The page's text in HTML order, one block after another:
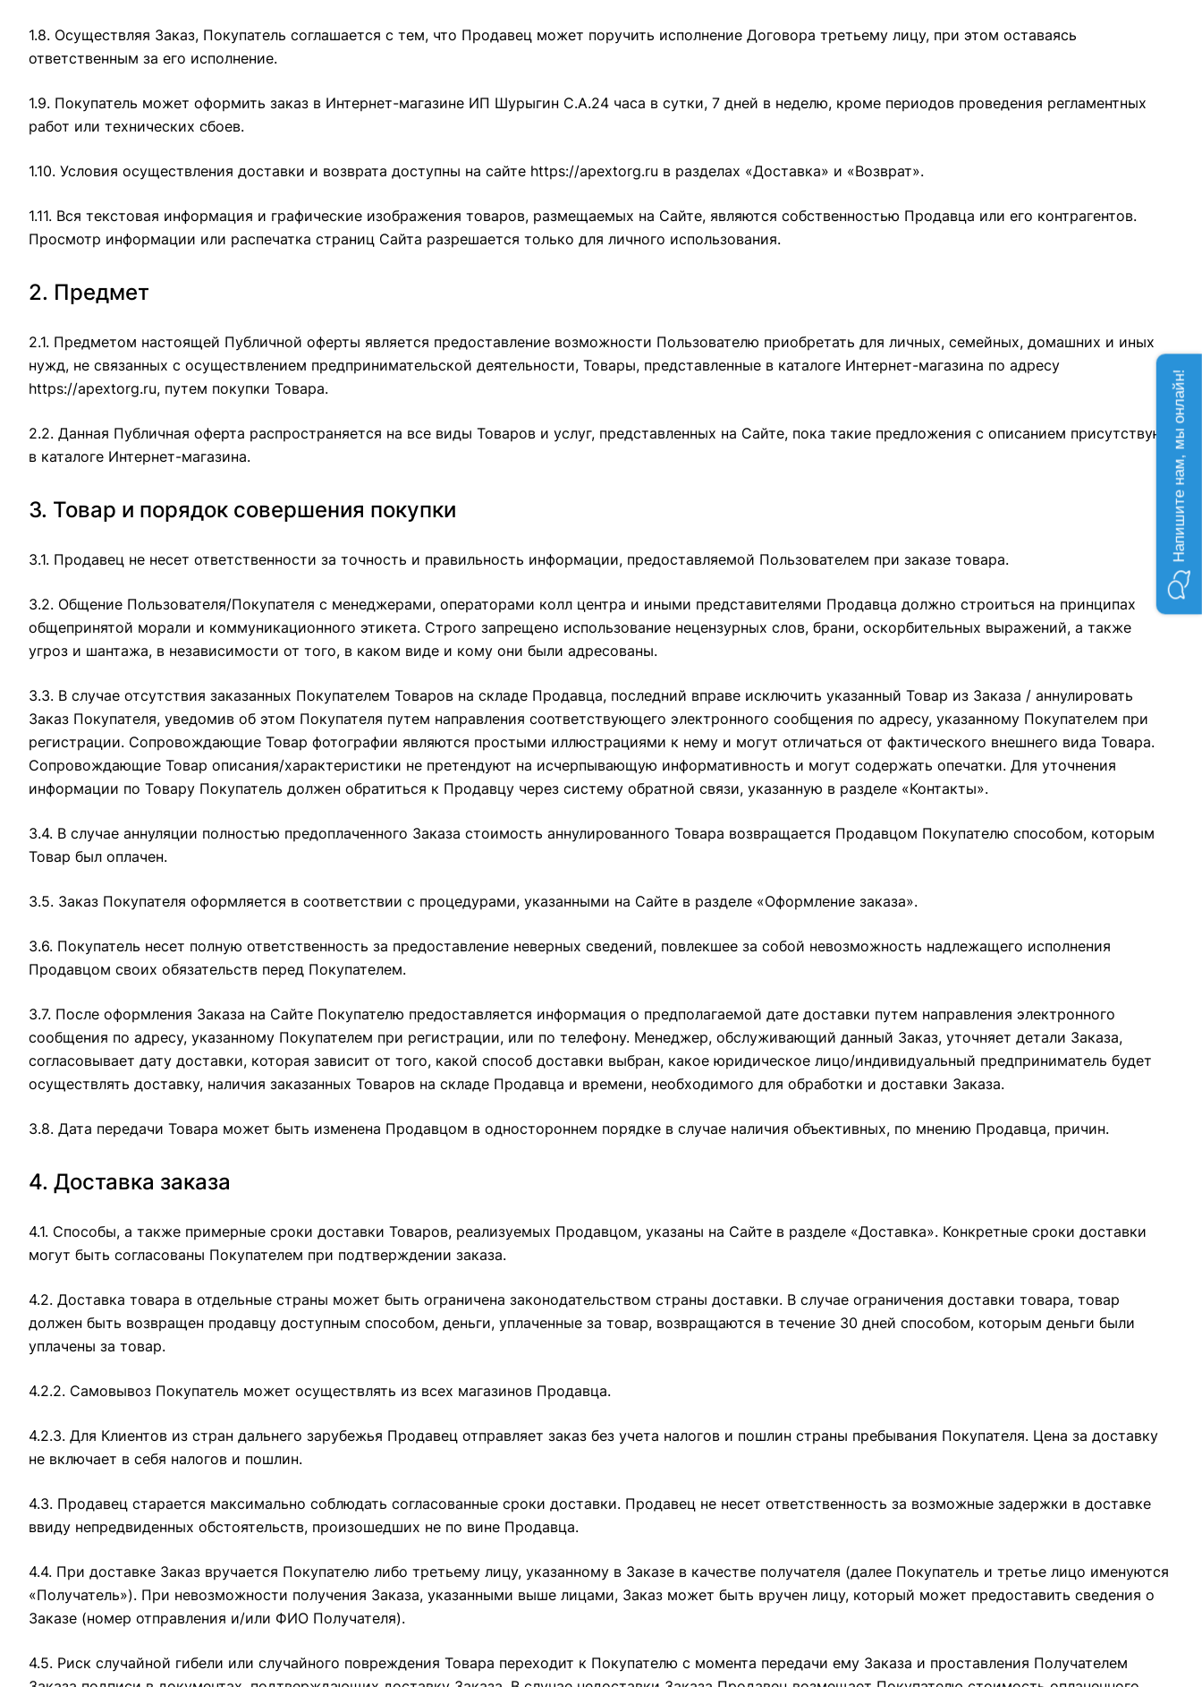
1.8. Осуществляя Заказ, Покупатель соглашается с тем, что Продавец может поручить исполнение Договора третьему лицу, при этом оставаясь
ответственным за его исполнение.
1.9. Покупатель может оформить заказ в Интернет-магазине ИП Шурыгин С.А.24 часа в сутки, 7 дней в неделю, кроме периодов проведения регламентных
работ или технических сбоев.
1.10. Условия осуществления доставки и возврата доступны на сайте https://apextorg.ru в разделах «Доставка» и «Возврат».
1.11. Вся текстовая информация и графические изображения товаров, размещаемых на Сайте, являются собственностью Продавца или его контрагентов.
Просмотр информации или распечатка страниц Сайта разрешается только для личного использования.
2. Предмет
2.1. Предметом настоящей Публичной оферты является предоставление возможности Пользователю приобретать для личных, семейных, домашних и иных
нужд, не связанных с осуществлением предпринимательской деятельности, Товары, представленные в каталоге Интернет-магазина по адресу
https://apextorg.ru, путем покупки Товара.
2.2. Данная Публичная оферта распространяется на все виды Товаров и услуг, представленных на Сайте, пока такие предложения с описанием присутствуют
в каталоге Интернет-магазина.
3. Товар и порядок совершения покупки
3.1. Продавец не несет ответственности за точность и правильность информации, предоставляемой Пользователем при заказе товара.
3.2. Общение Пользователя/Покупателя с менеджерами, операторами колл центра и иными представителями Продавца должно строиться на принципах
общепринятой морали и коммуникационного этикета. Строго запрещено использование нецензурных слов, брани, оскорбительных выражений, а также
угроз и шантажа, в независимости от того, в каком виде и кому они были адресованы.
3.3. В случае отсутствия заказанных Покупателем Товаров на складе Продавца, последний вправе исключить указанный Товар из Заказа / аннулировать
Заказ Покупателя, уведомив об этом Покупателя путем направления соответствующего электронного сообщения по адресу, указанному Покупателем при
регистрации. Сопровождающие Товар фотографии являются простыми иллюстрациями к нему и могут отличаться от фактического внешнего вида Товара.
Сопровождающие Товар описания/характеристики не претендуют на исчерпывающую информативность и могут содержать опечатки. Для уточнения
информации по Товару Покупатель должен обратиться к Продавцу через систему обратной связи, указанную в разделе «Контакты».
3.4. В случае аннуляции полностью предоплаченного Заказа стоимость аннулированного Товара возвращается Продавцом Покупателю способом, которым
Товар был оплачен.
3.5. Заказ Покупателя оформляется в соответствии с процедурами, указанными на Сайте в разделе «Оформление заказа».
3.6. Покупатель несет полную ответственность за предоставление неверных сведений, повлекшее за собой невозможность надлежащего исполнения
Продавцом своих обязательств перед Покупателем.
3.7. После оформления Заказа на Сайте Покупателю предоставляется информация о предполагаемой дате доставки путем направления электронного
сообщения по адресу, указанному Покупателем при регистрации, или по телефону. Менеджер, обслуживающий данный Заказ, уточняет детали Заказа,
согласовывает дату доставки, которая зависит от того, какой способ доставки выбран, какое юридическое лицо/индивидуальный предприниматель будет
осуществлять доставку, наличия заказанных Товаров на складе Продавца и времени, необходимого для обработки и доставки Заказа.
3.8. Дата передачи Товара может быть изменена Продавцом в одностороннем порядке в случае наличия объективных, по мнению Продавца, причин.
4. Доставка заказа
4.1. Способы, а также примерные сроки доставки Товаров, реализуемых Продавцом, указаны на Сайте в разделе «Доставка». Конкретные сроки доставки
могут быть согласованы Покупателем при подтверждении заказа.
4.2. Доставка товара в отдельные страны может быть ограничена законодательством страны доставки. В случае ограничения доставки товара, товар
должен быть возвращен продавцу доступным способом, деньги, уплаченные за товар, возвращаются в течение 30 дней способом, которым деньги были
уплачены за товар.
4.2.2. Самовывоз Покупатель может осуществлять из всех магазинов Продавца.
4.2.3. Для Клиентов из стран дальнего зарубежья Продавец отправляет заказ без учета налогов и пошлин страны пребывания Покупателя. Цена за доставку
не включает в себя налогов и пошлин.
4.3. Продавец старается максимально соблюдать согласованные сроки доставки. Продавец не несет ответственность за возможные задержки в доставке
ввиду непредвиденных обстоятельств, произошедших не по вине Продавца.
4.4. При доставке Заказ вручается Покупателю либо третьему лицу, указанному в Заказе в качестве получателя (далее Покупатель и третье лицо именуются
«Получатель»). При невозможности получения Заказа, указанными выше лицами, Заказ может быть вручен лицу, который может предоставить сведения о
Заказе (номер отправления и/или ФИО Получателя).
4.5. Риск случайной гибели или случайного повреждения Товара переходит к Покупателю с момента передачи ему Заказа и проставления Получателем
Напишите нам, мы онлайн!